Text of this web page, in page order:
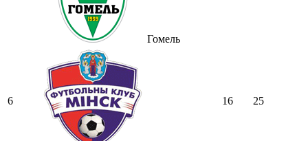
Гомель
6 16 25